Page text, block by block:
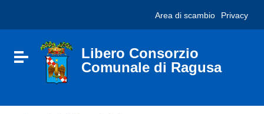
sito
include
Vai al footer
Area di scambio Privacy
Attiva / disattiva la navigazione
Libero Consorzio
Comunale di Ragusa